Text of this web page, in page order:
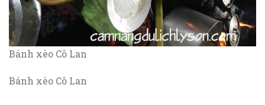
Bánh xèo Cô Lan
Bánh xèo Cô Lan